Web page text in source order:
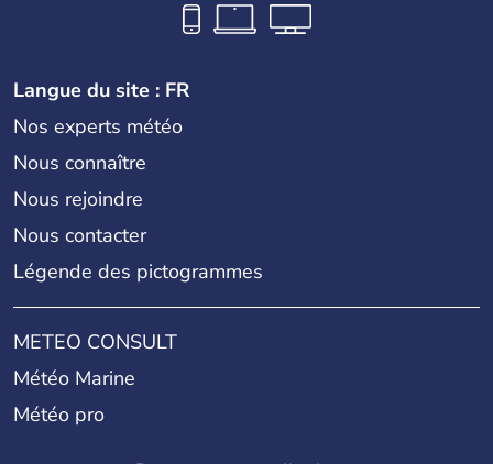
Langue du site : FR
Nos experts météo
Nous connaître
Nous rejoindre
Nous contacter
Légende des pictogrammes
METEO CONSULT
Météo Marine
Météo pro